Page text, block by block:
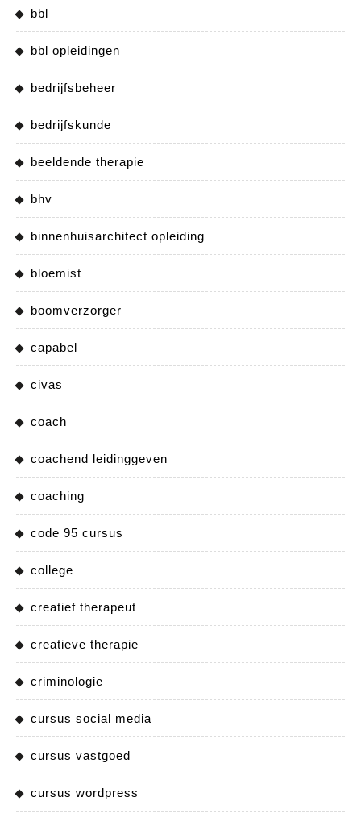
bbl
bbl opleidingen
bedrijfsbeheer
bedrijfskunde
beeldende therapie
bhv
binnenhuisarchitect opleiding
bloemist
boomverzorger
capabel
civas
coach
coachend leidinggeven
coaching
code 95 cursus
college
creatief therapeut
creatieve therapie
criminologie
cursus social media
cursus vastgoed
cursus wordpress